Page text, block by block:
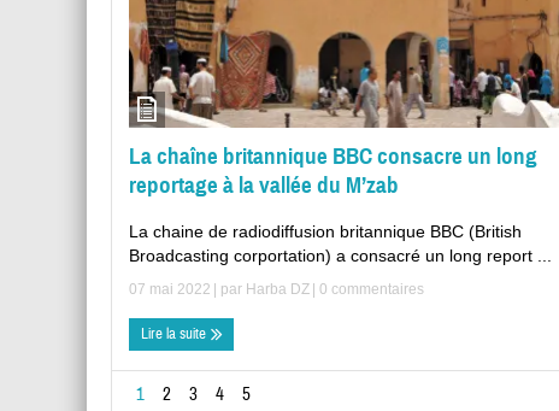
La chaîne britannique BBC consacre un long
reportage à la vallée du M’zab
La chaine de radiodiffusion britannique BBC (British
Broadcasting corportation) a consacré un long report ...
07 mai 2022 | par Harba DZ | 0 commentaires
Lire la suite
1 2 3 4 5